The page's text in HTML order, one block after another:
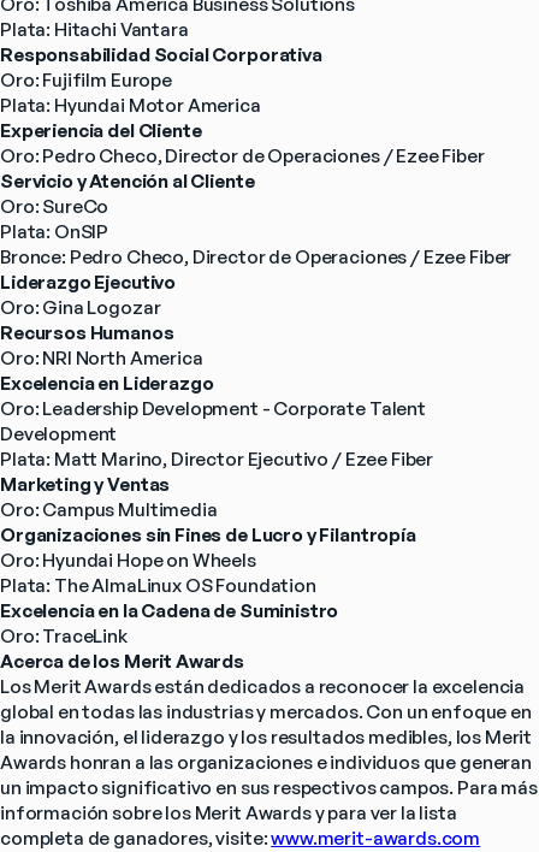
Oro: Toshiba America Business Solutions
Plata: Hitachi Vantara
Responsabilidad Social Corporativa
Oro: Fujifilm Europe
Plata: Hyundai Motor America
Experiencia del Cliente
Oro: Pedro Checo, Director de Operaciones / Ezee Fiber
Servicio y Atención al Cliente
Oro: SureCo
Plata: OnSIP
Bronce: Pedro Checo, Director de Operaciones / Ezee Fiber
Liderazgo Ejecutivo
Oro: Gina Logozar
Recursos Humanos
Oro: NRI North America
Excelencia en Liderazgo
Oro: Leadership Development - Corporate Talent
Development
Plata: Matt Marino, Director Ejecutivo / Ezee Fiber
Marketing y Ventas
Oro: Campus Multimedia
Organizaciones sin Fines de Lucro y Filantropía
Oro: Hyundai Hope on Wheels
Plata: The AlmaLinux OS Foundation
Excelencia en la Cadena de Suministro
Oro: TraceLink
Acerca de los Merit Awards
Los Merit Awards están dedicados a reconocer la excelencia
global en todas las industrias y mercados. Con un enfoque en
la innovación, el liderazgo y los resultados medibles, los Merit
Awards honran a las organizaciones e individuos que generan
un impacto significativo en sus respectivos campos. Para más
información sobre los Merit Awards y para ver la lista
completa de ganadores, visite: www.merit-awards.com